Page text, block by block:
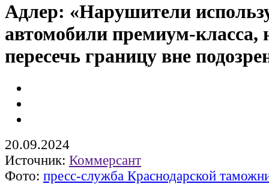
Адлер: «Нарушители
автомобили премиум-класса,
пересечь границу вне
20.09.2024
Источник: Коммерсант
Фото: пресс-служба Краснодарской